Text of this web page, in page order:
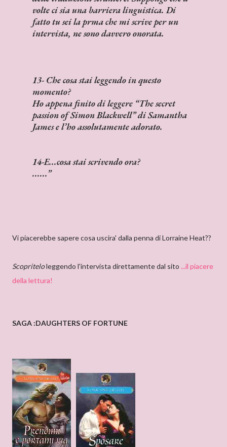
volte ci sia una barriera linguistica. Di
fatto tu sei la prma che mi scrive per un
intervista, ne sono davvero onorata.
13- Che cosa stai leggendo in questo
momento?
Ho appena finito di leggere “The secret
passion of Simon Blackwell” di Samantha
James e l’ho assolutamente adorato.
14-E...cosa stai scrivendo ora?
......
Vi piacerebbe sapere cosa uscira' dalla penna di Lorraine Heat??
Scopriteloleggendo l'intervista direttamente dal sito ...il piacere
della lettura!
SAGA :DAUGHTERS OF FORTUNE